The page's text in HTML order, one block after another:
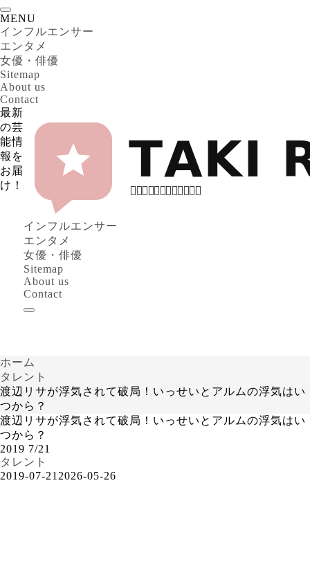
MENU
インフルエンサー
エンタメ
女優・俳優
Sitemap
About us
Contact
最新
の芸
能情
報を
お届
け！
インフルエンサー
エンタメ
女優・俳優
Sitemap
About us
Contact
ホーム
タレント
渡辺リサが浮気されて破局！いっせいとアルムの浮気はい
つから？
渡辺リサが浮気されて破局！いっせいとアルムの浮気はい
つから？
2019 7/21
タレント
2019-07-21 2026-05-26